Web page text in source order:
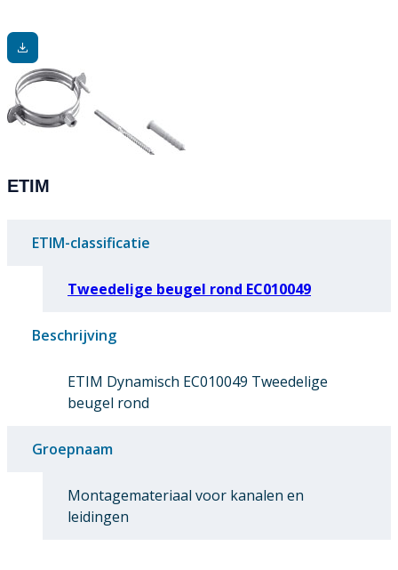
ETIM
ETIM-classificatie
Tweedelige beugel rond EC010049
Beschrijving
ETIM Dynamisch EC010049 Tweedelige
beugel rond
Groepnaam
Montagemateriaal voor kanalen en
leidingen